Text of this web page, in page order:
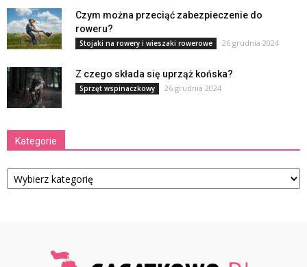
Czym można przeciąć zabezpieczenie do
roweru?
Stojaki na rowery i wieszaki rowerowe 26 grudnia 2024
Z czego składa się uprząż końska?
Sprzęt wspinaczkowy 26 grudnia 2024
Kategorie
Kategorie